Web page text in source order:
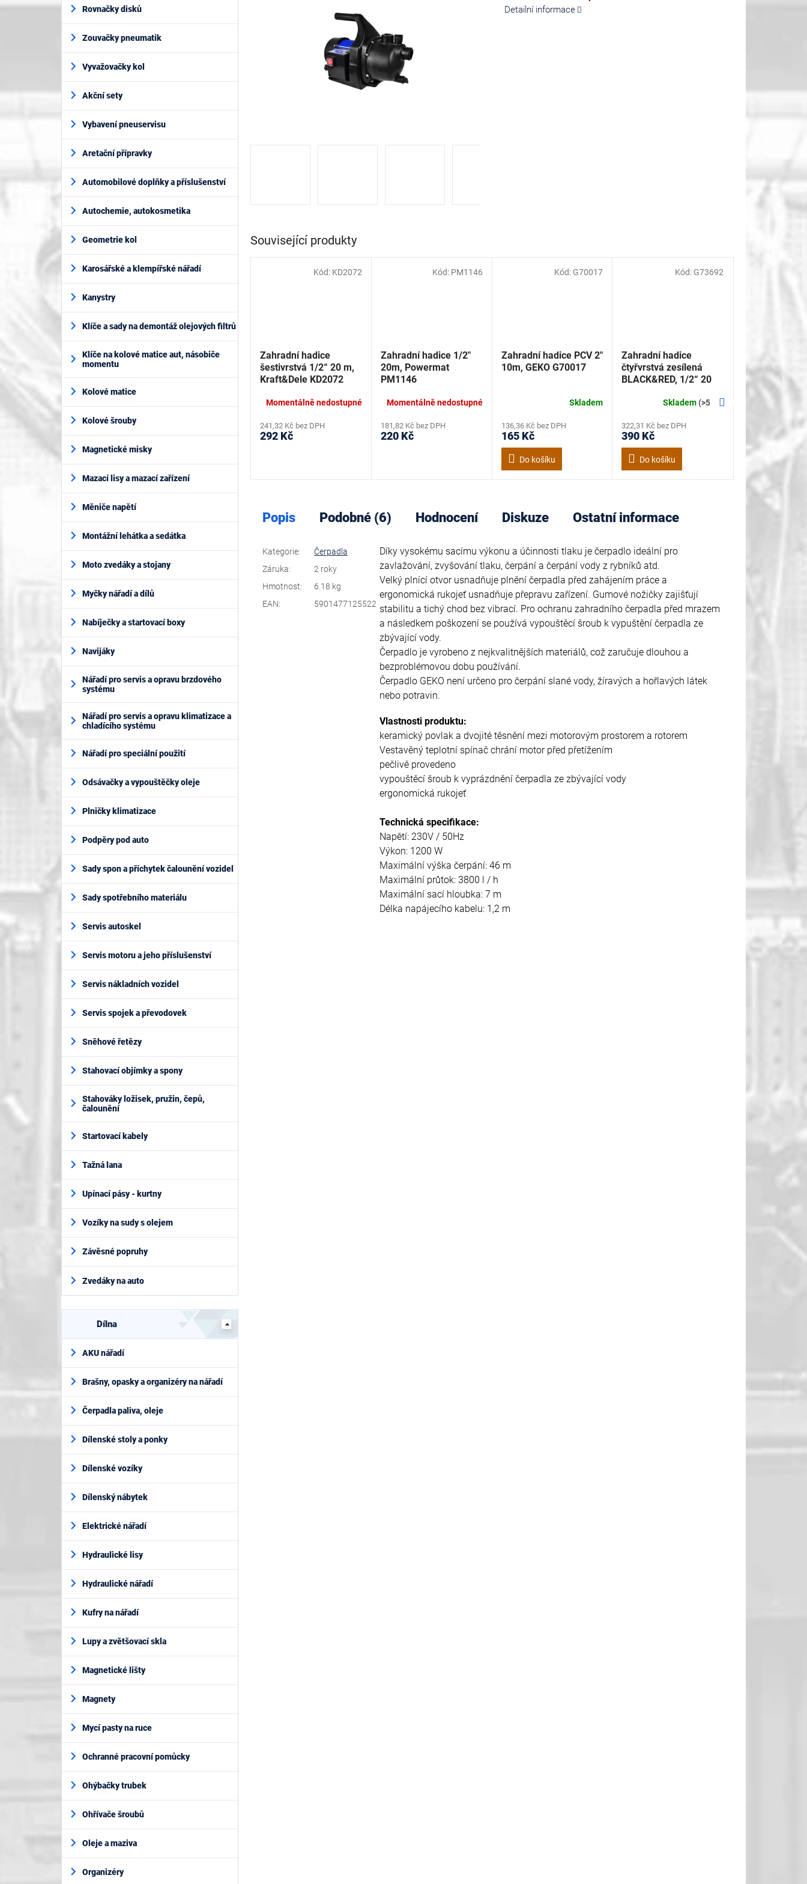
í
e
Rovnačky disků
Zouvačky pneumatik
Vyvažovačky kol
Akční sety
Vybavení pneuservisu
Aretační přípravky
Automobilové doplňky a příslušenství
Autochemie, autokosmetika
Geometrie kol
Karosářské a klempířské nářadí
Kanystry
Klíče a sady na demontáž olejových filtrů
Klíče na kolové matice aut, násobiče
momentu
Kolové matice
Kolové šrouby
Magnetické misky
Mazací lisy a mazací zařízení
Měniče napětí
Montážní lehátka a sedátka
Moto zvedáky a stojany
Myčky nářadí a dílů
Nabíječky a startovací boxy
Navijáky
Nářadí pro servis a opravu brzdového
systému
Nářadí pro servis a opravu klimatizace a
chladícího systému
Nářadí pro speciální použití
Odsávačky a vypouštěčky oleje
Plničky klimatizace
Podpěry pod auto
Sady spon a příchytek čalounění vozidel
Sady spotřebního materiálu
Servis autoskel
Servis motoru a jeho příslušenství
Servis nákladních vozidel
Servis spojek a převodovek
Sněhové řetězy
Stahovací objímky a spony
Stahováky ložisek, pružin, čepů,
čalounění
Startovací kabely
Tažná lana
Upínací pásy - kurtny
Vozíky na sudy s olejem
Závěsné popruhy
Zvedáky na auto
Dílna
AKU nářadí
Brašny, opasky a organizéry na nářadí
Čerpadla paliva, oleje
Dílenské stoly a ponky
Dílenské vozíky
Dílenský nábytek
Elektrické nářadí
Hydraulické lisy
Hydraulické nářadí
Kufry na nářadí
Lupy a zvětšovací skla
Magnetické lišty
Magnety
Mycí pasty na ruce
Ochranné pracovní pomůcky
Ohýbačky trubek
Ohřívače šroubů
Oleje a maziva
Organizéry
cena:
Detailní informace
Související produkty
Zahradní hadice
šestivrstvá 1/2“ 20 m,
Kraft&Dele KD2072
Momentálně nedostupné
241,32 Kč bez DPH
292 Kč
Kód: KD2072
Zahradní hadice 1/2"
20m, Powermat
PM1146
Momentálně nedostupné
181,82 Kč bez DPH
220 Kč
Kód: PM1146
Zahradní hadice PCV 2"
10m, GEKO G70017
Skladem
136,36 Kč bez DPH
165 Kč
Do košíku
Kód: G70017
Zahradní hadice
čtyřvrstvá zesílená
BLACK&RED, 1/2“ 20
Skladem(>5 ks)
322,31 Kč bez DPH
390 Kč
Do košíku
Kód: G73692
produkt
Popis Podobné (6) Hodnocení Diskuze Ostatní informace
Díky vysokému sacímu výkonu a účinnosti tlaku je čerpadlo ideální pro
zavlažování, zvyšování tlaku, čerpání a čerpání vody z rybníků atd.
Velký plnící otvor usnadňuje plnění čerpadla před zahájením práce a
ergonomická rukojeť usnadňuje přepravu zařízení. Gumové nožičky zajišťují
stabilitu a tichý chod bez vibrací. Pro ochranu zahradního čerpadla před mrazem
a následkem poškození se používá vypouštěcí šroub k vypuštění čerpadla ze
zbývající vody.
Čerpadlo je vyrobeno z nejkvalitnějších materiálů, což zaručuje dlouhou a
bezproblémovou dobu používání.
Čerpadlo GEKO není určeno pro čerpání slané vody, žíravých a hořlavých látek
nebo potravin.
Vlastnosti produktu:
keramický povlak a dvojité těsnění mezi motorovým prostorem a rotorem
Vestavěný teplotní spínač chrání motor před přetížením
pečlivě provedeno
vypouštěcí šroub k vyprázdnění čerpadla ze zbývající vody
ergonomická rukojeť
Technická specifikace:
Napětí: 230V / 50Hz
Výkon: 1200 W
Maximální výška čerpání: 46 m
Maximální průtok: 3800 l / h
Maximální sací hloubka: 7 m
Délka napájecího kabelu: 1,2 m
Kategorie:
Čerpadla
Záruka:
2 roky
Hmotnost:
6.18 kg
EAN: 5901477125522